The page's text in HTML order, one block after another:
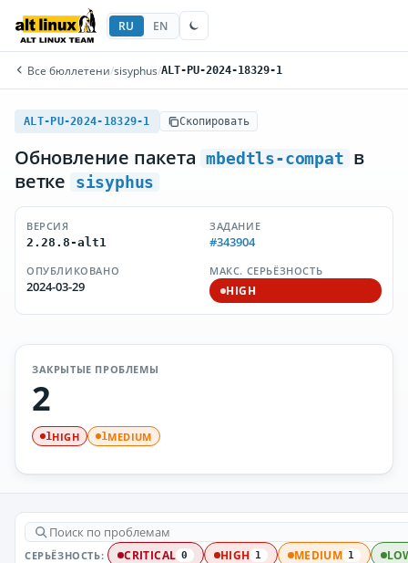
RU EN
Все бюллетени/sisyphus/ALT-PU-2024-18329-1
ALT-PU-2024-18329-1 Скопировать
Обновление пакета mbedtls-compat в
ветке
sisyphus
ВЕРСИЯ
2.28.8-alt1
ЗАДАНИЕ
#343904
ОПУБЛИКОВАНО
2024-03-29
МАКС. СЕРЬЁЗНОСТЬ
HIGH
ЗАКРЫТЫЕ ПРОБЛЕМЫ
2
1HIGH 1MEDIUM
СЕРЬЁЗНОСТЬ: CRITICAL 0 HIGH 1 MEDIUM 1